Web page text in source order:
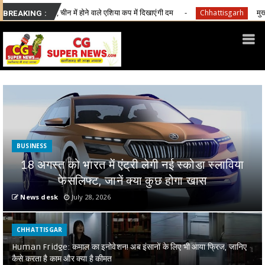
BREAKING :
वाले एशिया कप में दिखाएंगी दम Chhattisgarh मुख्यमंत्री साय ने की
BUSINESS
18 अगस्त को भारत में एंट्री लेगी नई स्कोडा स्लाविया
फेसलिफ्ट, जानें क्या कुछ होगा खास
News desk July 28, 2026
CHHATTISGAR
Human Fridge: कमाल का इनोवेशन! अब इंसानों के लिए भी आया फ्रिज, जानिए
कैसे करता है काम और क्या है कीमत